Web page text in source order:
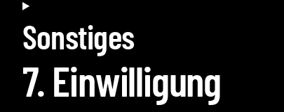
Sonstiges
7. Einwilligung